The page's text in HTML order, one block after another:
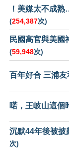
！美媒太不成
(254,387次)
民國高官與美國
(59,948次)
百年好合 三浦
喏，王岐山這個
沉默44年後被披
次)